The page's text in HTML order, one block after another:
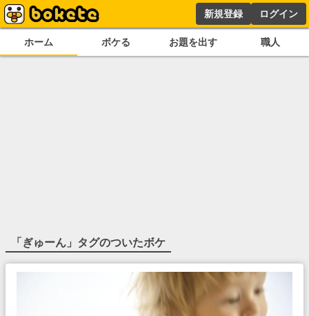
新規登録 ログイン
ホーム ボケる お題を出す 職人
「ぎゅーん 」タグのついたボケ